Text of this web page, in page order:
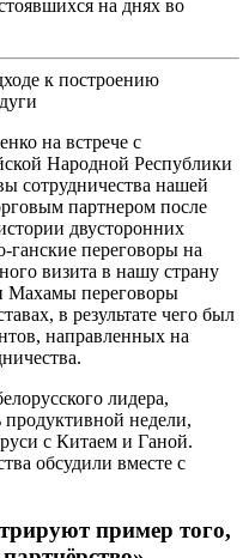
на днях во
на встрече с
Народной Республики
сотрудничества нашей
партнером после
двусторонних
ганские переговоры на
визита в нашу страну
Махамы переговоры
в результате чего был
направленных на
лидера,
недели,
с Китаем и Ганой.
обсудили вместе с
пример того,